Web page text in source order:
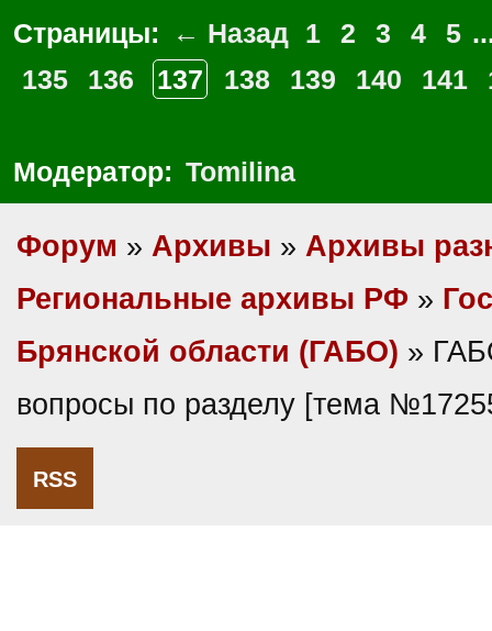
Страницы: ← Назад 1 2 3 4 5
135
136 137 138 139 140 141
Модератор: Tomilina
Форум » Архивы » Архивы
Региональные архивы РФ »
Брянской области (ГАБО) »
вопросы по разделу [тема
RSS